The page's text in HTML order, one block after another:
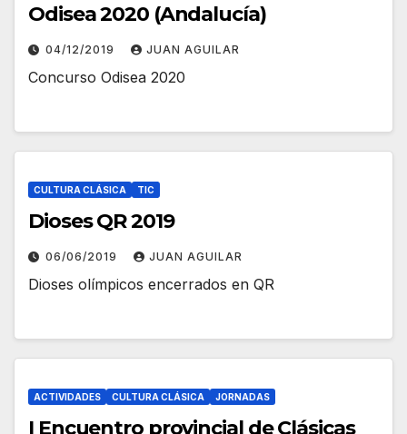
Odisea 2020 (Andalucía)
04/12/2019 JUAN AGUILAR
Concurso Odisea 2020
CULTURA CLÁSICA TIC
Dioses QR 2019
06/06/2019 JUAN AGUILAR
Dioses olímpicos encerrados en QR
ACTIVIDADES CULTURA CLÁSICA JORNADAS
I Encuentro provincial de Clásicas